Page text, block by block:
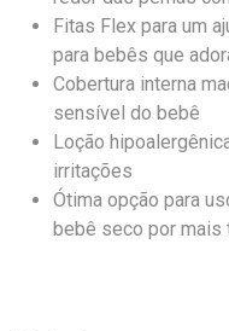
Fitas Flex para um
para bebês que
Cobertura interna
sensível do bebê
Loção
irritações
Ótima opção para
bebê seco por mais